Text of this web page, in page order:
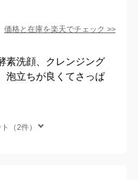
価格と在庫を楽天でチェック >>
素洗顔、クレンジング
泡立ちが良くてさっぱ
（2件）